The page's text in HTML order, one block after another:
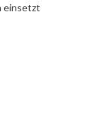
einsetzt